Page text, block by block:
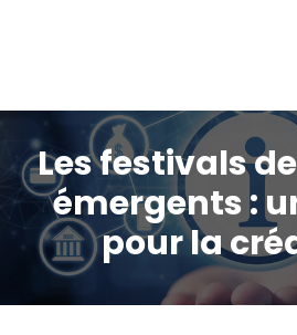
Les festivals
émergents :
pour la